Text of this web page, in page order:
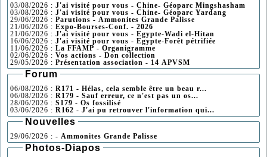
03/08/2026 : J'ai visité pour vous - Chine- Géoparc Mingshasham
03/08/2026 : J'ai visité pour vous - Chine- Géoparc Yardang
29/06/2026 : Parutions - Ammonites Grande Palisse
21/06/2026 : Expo-Bourses-Conf. - 2026
21/06/2026 : J'ai visité pour vous - Egypte-Wadi el-Hitan
16/06/2026 : J'ai visité pour vous - Egypte-Forêt pétrifiée
11/06/2026 : La FFAMP - Organigramme
02/06/2026 : Vos actions - Don collection
29/05/2026 : Présentation association - 14 APVSM
Forum
06/08/2026 : R171 - Hélas, cela semble être un beau r...
06/08/2026 : R179 - Sauf erreur, ce n'est pas un os...
28/06/2026 : S179 - Os fossilisé
03/06/2026 : R162 - J'ai pu retrouver l'information qui...
Nouvelles
29/06/2026 : - Ammonites Grande Palisse
Photos-Diapos